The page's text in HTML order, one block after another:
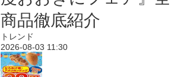
商品徹底紹介
トレンド
2026-08-03 11:30